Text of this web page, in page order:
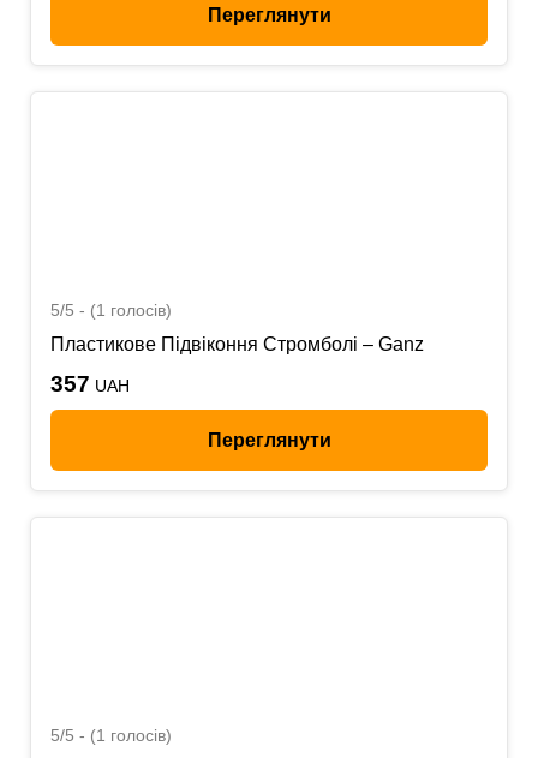
Переглянути
5/5 - (1 голосів)
Пластикове Підвіконня Стромболі – Ganz
357 UAH
Переглянути
5/5 - (1 голосів)